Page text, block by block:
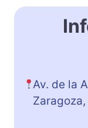
Av. de la